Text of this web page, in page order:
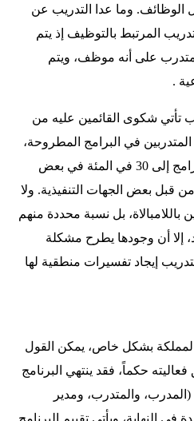
مجمل الوظائف. وما عدا التدريب عن
المرتبط بالتوظيف إذ يتم
على أنه موظف، ويتم
.
تأتي شكوى القائمين عليه من
في البرامج المطروحة،
إذ تصل نسبة التسرب من البرامج إلى 30 في المئة في بعض
قبل بعض الجهات التنفيذية. ولا
بل نسبة محددة منهم
إلا أن وجودها يطرح مشكلة
إيجاد تفسيرات منطقية لها
بشكل خاص، يمكن القول
حكماً، فقد ينتهي البرنامج
والمتدرب، ومدير
في النهاية، ويأتي تقييم البرنامج